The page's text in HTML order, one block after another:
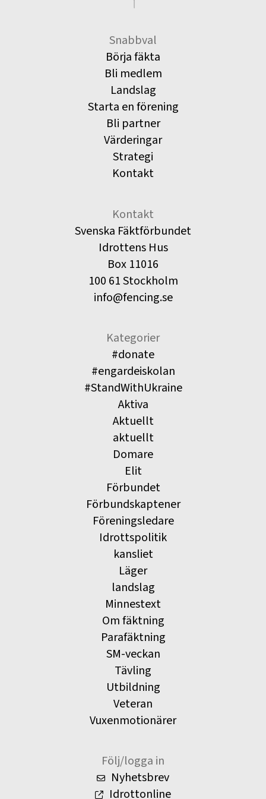
Snabbval
Börja fäkta
Bli medlem
Landslag
Starta en förening
Bli partner
Värderingar
Strategi
Kontakt
Kontakt
Svenska Fäktförbundet
Idrottens Hus
Box 11016
100 61 Stockholm
info@fencing.se
Kategorier
#donate
#engardeiskolan
#StandWithUkraine
Aktiva
Aktuellt
aktuellt
Domare
Elit
Förbundet
Förbundskaptener
Föreningsledare
Idrottspolitik
kansliet
Läger
landslag
Minnestext
Om fäktning
Parafäktning
SM-veckan
Tävling
Utbildning
Veteran
Vuxenmotionärer
Följ/logga in
Nyhetsbrev
Idrottonline